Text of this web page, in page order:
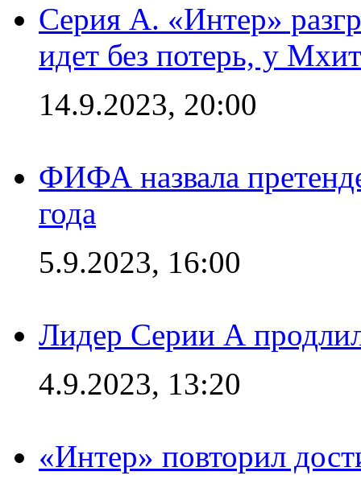
Серия А. «Интер»
идет без потерь, у
14.9.2023, 20:00
ФИФА назвала
года
5.9.2023, 16:00
Лидер Серии А
4.9.2023, 13:20
«Интер» повторил